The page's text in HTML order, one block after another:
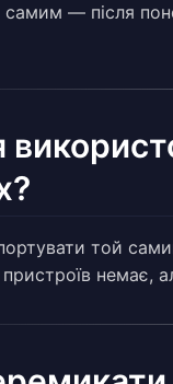
— після
той
пристроїв